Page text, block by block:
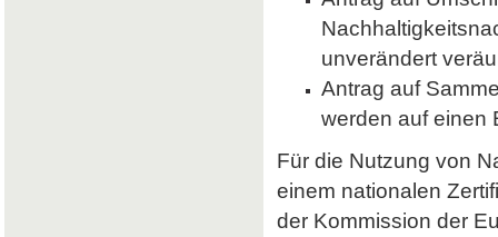
unverändert
Antrag auf
werden auf einen
Für die Nutzung von
einem nationalen
der Kommission der